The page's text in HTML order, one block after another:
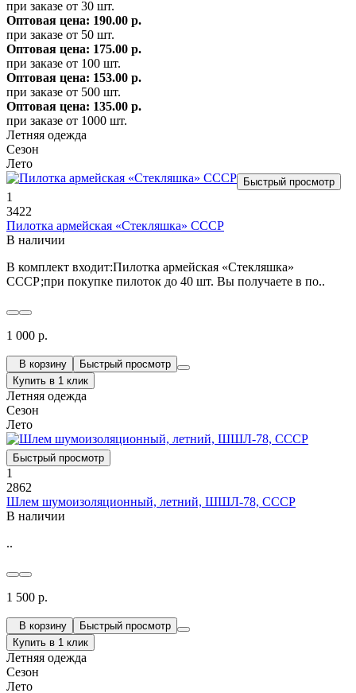
при заказе от 30 шт.
Оптовая цена: 190.00 р.
при заказе от 50 шт.
Оптовая цена: 175.00 р.
при заказе от 100 шт.
Оптовая цена: 153.00 р.
при заказе от 500 шт.
Оптовая цена: 135.00 р.
при заказе от 1000 шт.
Летняя одежда
Сезон
Лето
Быстрый просмотр
1
3422
Пилотка армейская «Стекляшка» СССР
В наличии
В комплект входит:Пилотка армейская «Стекляшка»
СССР;при покупке пилоток до 40 шт. Вы получаете в по..
1 000 р.
В корзину
Быстрый просмотр
Купить в 1 клик
Летняя одежда
Сезон
Лето
Быстрый просмотр
1
2862
Шлем шумоизоляционный, летний, ШШЛ-78, СССР
В наличии
..
1 500 р.
В корзину
Быстрый просмотр
Купить в 1 клик
Летняя одежда
Сезон
Лето